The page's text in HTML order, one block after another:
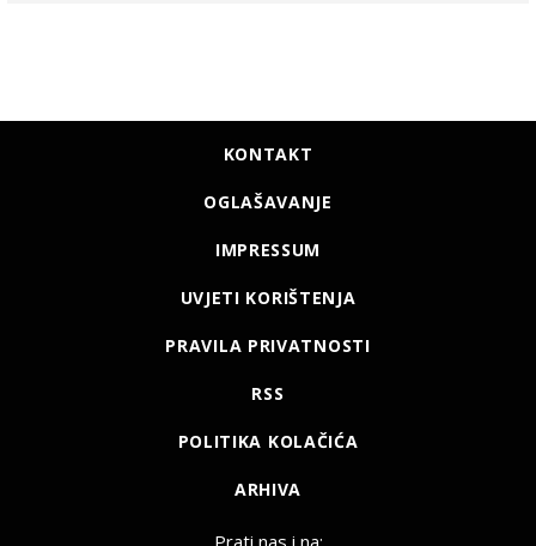
KONTAKT
OGLAŠAVANJE
IMPRESSUM
UVJETI KORIŠTENJA
PRAVILA PRIVATNOSTI
RSS
POLITIKA KOLAČIĆA
ARHIVA
Prati nas i na: